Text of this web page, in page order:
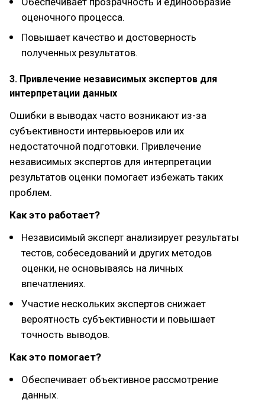
оценочного процесса.
Повышает качество и достоверность
полученных результатов.
3. Привлечение независимых экспертов для
интерпретации данных
Ошибки в выводах часто возникают из-за
субъективности интервьюеров или их
недостаточной подготовки. Привлечение
независимых экспертов для интерпретации
результатов оценки помогает избежать таких
проблем.
Как это работает?
Независимый эксперт анализирует результаты
тестов, собеседований и других методов
оценки, не основываясь на личных
впечатлениях.
Участие нескольких экспертов снижает
вероятность субъективности и повышает
точность выводов.
Как это помогает?
Обеспечивает объективное рассмотрение
данных.